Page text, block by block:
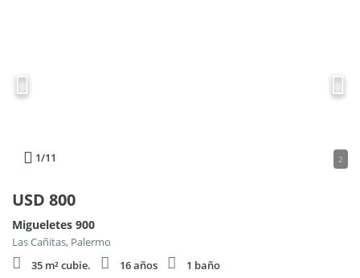
1/11 2
USD 800
Migueletes 900
Las Cañitas, Palermo
35 m² cubie.
16 años
1 baño